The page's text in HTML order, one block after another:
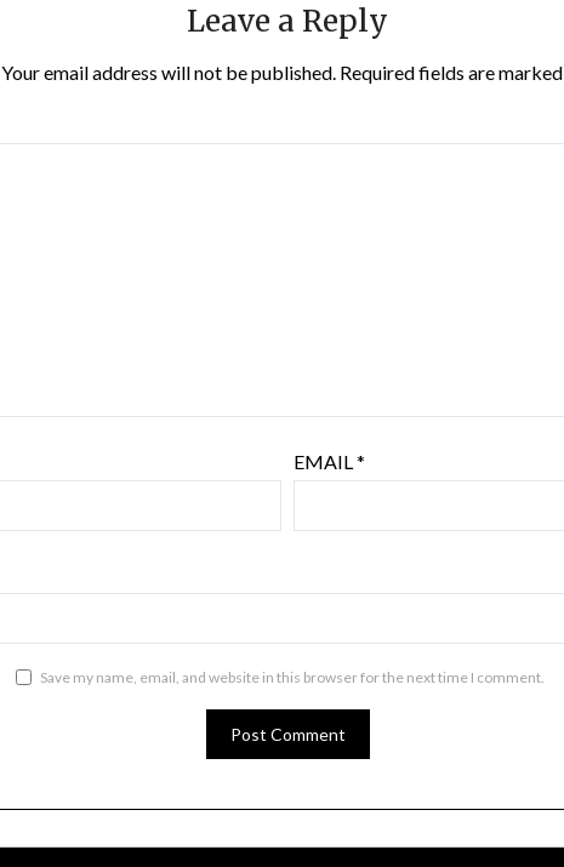
Leave a Reply
Your email address will not be published. Required fields are marked
EMAIL*
Save my name, email, and website in this browser for the next time I comment.